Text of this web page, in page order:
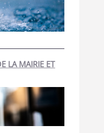
LA MAIRIE ET